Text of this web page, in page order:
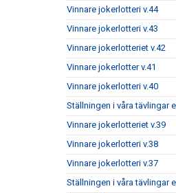
Vinnare jokerlotteri v.44
Vinnare jokerlotteri v.43
Vinnare jokerlotteriet v.42
Vinnare jokerlotter v.41
Vinnare jokerlotteri v.40
Ställningen i våra tävlingar
Vinnare jokerlotteriet v.39
Vinnare jokerlotteri v.38
Vinnare jokerlotteri v.37
Ställningen i våra tävlingar